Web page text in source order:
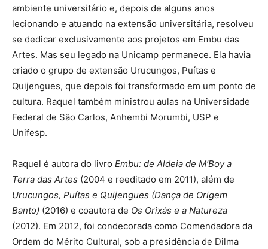
ambiente universitário e, depois de alguns anos
lecionando e atuando na extensão universitária, resolveu
se dedicar exclusivamente aos projetos em Embu das
Artes. Mas seu legado na Unicamp permanece. Ela havia
criado o grupo de extensão Urucungos, Puítas e
Quijengues, que depois foi transformado em um ponto de
cultura. Raquel também ministrou aulas na Universidade
Federal de São Carlos, Anhembi Morumbi, USP e
Unifesp.
Raquel é autora do livro Embu: de Aldeia de M’Boy a
Terra das Artes (2004 e reeditado em 2011), além de
Urucungos, Puítas e Quijengues (Dança de Origem
Banto) (2016) e coautora de Os Orixás e a Natureza
(2012). Em 2012, foi condecorada como Comendadora da
Ordem do Mérito Cultural, sob a presidência de Dilma